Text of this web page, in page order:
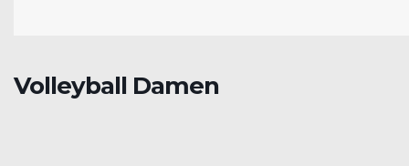
Volleyball Damen